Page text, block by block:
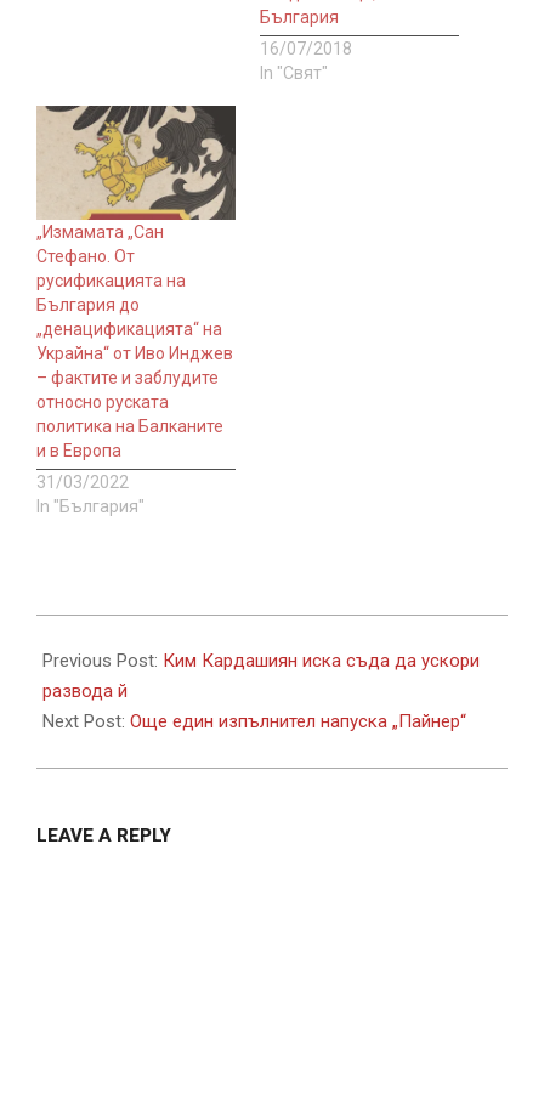
България
16/07/2018
In "Свят"
„Измамата „Сан
Стефано. От
русификацията на
България до
„денацификацията“ на
Украйна“ от Иво Инджев
– фактите и заблудите
относно руската
политика на Балканите
и в Европа
31/03/2022
In "България"
02-
28
Previous Post: Ким Кардашиян иска съда да ускори
развода й
Next Post: Още един изпълнител напуска „Пайнер“
LEAVE A REPLY